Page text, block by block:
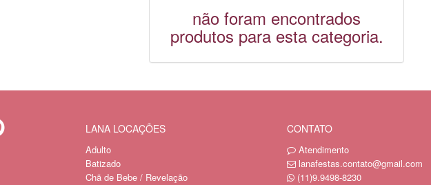
não foram encontrados
produtos para esta categoria.
LANA LOCAÇÕES
Adulto
Batizado
Chã de Bebe / Revelação
CONTATO
Atendimento
lanafestas.contato@gmail.com
(11)9.9498-8230